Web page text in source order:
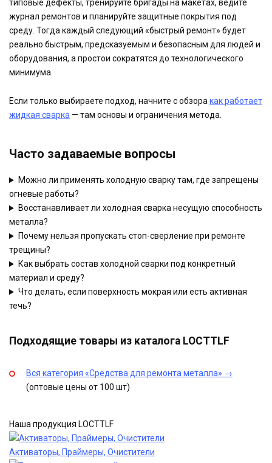
типовые дефекты, тренируйте бригады на макетах, ведите
журнал ремонтов и планируйте защитные покрытия под
среду. Тогда каждый следующий «быстрый ремонт» будет
реально быстрым, предсказуемым и безопасным для людей и
оборудования, а простои сократятся до технологического
минимума.
Если только выбираете подход, начните с обзора как работает
жидкая сварка — там основы и ограничения метода.
Часто задаваемые вопросы
Можно ли применять холодную сварку там, где запрещены
огневые работы?
Восстанавливает ли холодная сварка несущую способность
металла?
Почему нельзя пропускать стоп-сверление при ремонте
трещины?
Как выбрать состав холодной сварки под конкретный
материал и среду?
Что делать, если поверхность мокрая или есть активная
течь?
Подходящие товары из каталога LOCTTLF
Вся категория «Средства для ремонта металла» →
(оптовые цены от 100 шт)
Наша продукция LOCTTLF
Активаторы, Праймеры, Очистители